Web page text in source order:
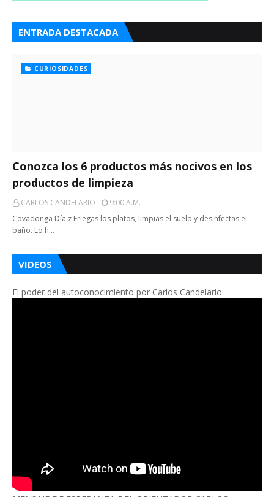
ENTRADA DESTACADA
CURIOSIDADES
Conozca los 6 productos más nocivos en los
productos de limpieza
CARLOS CANDELARIO
9:00 A.m.
Covadonga Día z Friegas los platos, limpias el suelo y desinfectas el
baño. Lo h…
VIDEOS
El poder del autoconocimiento por Carlos Candelario